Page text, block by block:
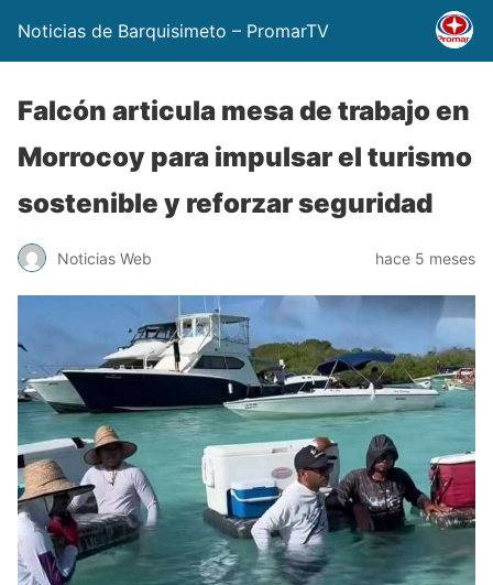
Noticias de Barquisimeto – PromarTV
Falcón articula mesa de trabajo en
Morrocoy para impulsar el turismo
sostenible y reforzar seguridad
Noticias Web hace 5 meses